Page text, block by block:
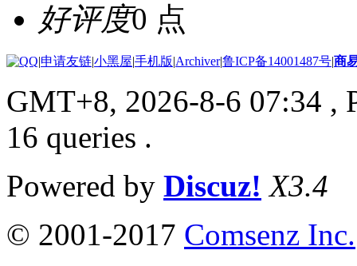
好评度0 点
|申请友链|小黑屋|手机版|Archiver|鲁ICP备14001487号|商
GMT+8, 2026-8-6 07:34 ,
16 queries .
Powered by Discuz! X3.4
© 2001-2017 Comsenz Inc.